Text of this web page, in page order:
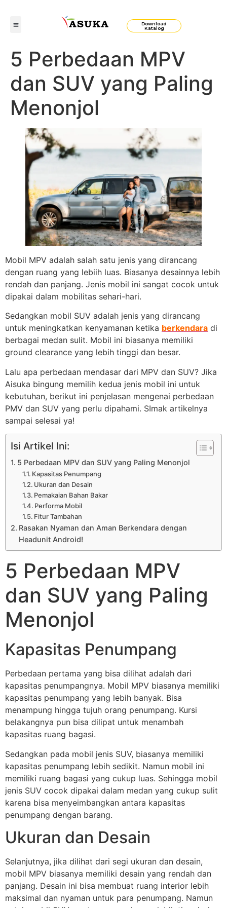
Download
Katalog
5 Perbedaan MPV
dan SUV yang Paling
Menonjol
Mobil MPV adalah salah satu jenis yang dirancang
dengan ruang yang lebiih luas. Biasanya desainnya lebih
rendah dan panjang. Jenis mobil ini sangat cocok untuk
dipakai dalam mobilitas sehari-hari.
Sedangkan mobil SUV adalah jenis yang dirancang
untuk meningkatkan kenyamanan ketika berkendara di
berbagai medan sulit. Mobil ini biasanya memiliki
ground clearance yang lebih tinggi dan besar.
Lalu apa perbedaan mendasar dari MPV dan SUV? Jika
Aisuka bingung memilih kedua jenis mobil ini untuk
kebutuhan, berikut ini penjelasan mengenai perbedaan
PMV dan SUV yang perlu dipahami. SImak artikelnya
sampai selesai ya!
Isi Artikel Ini:
5 Perbedaan MPV dan SUV yang Paling Menonjol
Kapasitas Penumpang
Ukuran dan Desain
Pemakaian Bahan Bakar
Performa Mobil
Fitur Tambahan
Rasakan Nyaman dan Aman Berkendara dengan
Headunit Android!
5 Perbedaan MPV
dan SUV yang Paling
Menonjol
Kapasitas Penumpang
Perbedaan pertama yang bisa dilihat adalah dari
kapasitas penumpangnya. Mobil MPV biasanya memiliki
kapasitas penumpang yang lebih banyak. Bisa
menampung hingga tujuh orang penumpang. Kursi
belakangnya pun bisa dilipat untuk menambah
kapasitas ruang bagasi.
Sedangkan pada mobil jenis SUV, biasanya memiliki
kapasitas penumpang lebih sedikit. Namun mobil ini
memiliki ruang bagasi yang cukup luas. Sehingga mobil
jenis SUV cocok dipakai dalam medan yang cukup sulit
karena bisa menyeimbangkan antara kapasitas
penumpang dengan barang.
Ukuran dan Desain
Selanjutnya, jika dilihat dari segi ukuran dan desain,
mobil MPV biasanya memiliki desain yang rendah dan
panjang. Desain ini bisa membuat ruang interior lebih
maksimal dan nyaman untuk para penumpang. Namun